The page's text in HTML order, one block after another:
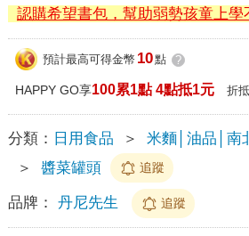
認購希望書包，幫助弱勢孩童上學
預計最高可得金幣 10點 ?
HAPPY GO享100累1點 4點抵1元 折
分類： 日用食品 ＞ 米麵│油品│南
＞
醬菜罐頭 追蹤
品牌： 丹尼先生 追蹤